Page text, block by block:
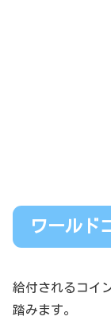
ワールド
給付されるコイ
踏みます。